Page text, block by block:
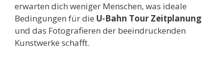
erwarten dich weniger Menschen, was ideale
Bedingungen für die U-Bahn Tour Zeitplanung
und das Fotografieren der beeindruckenden
Kunstwerke schafft.